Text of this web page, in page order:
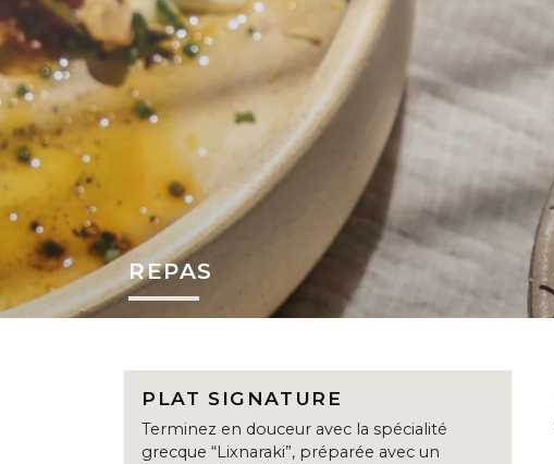
REPAS
PLAT SIGNATURE
Terminez en douceur avec la spécialité
grecque “Lixnaraki”, préparée avec un